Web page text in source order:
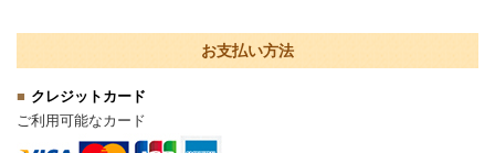
お支払い方法
クレジットカード
ご利用可能なカード